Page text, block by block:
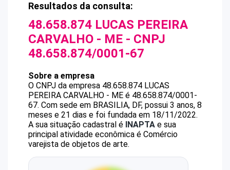
Resultados da consulta:
48.658.874 LUCAS PEREIRA
CARVALHO - ME - CNPJ
48.658.874/0001-67
Sobre a empresa
O CNPJ da empresa 48.658.874 LUCAS
PEREIRA CARVALHO - ME é 48.658.874/0001-
67. Com sede em BRASILIA, DF, possui 3 anos, 8
meses e 21 dias e foi fundada em 18/11/2022.
A sua situação cadastral é INAPTA e sua
principal atividade econômica é Comércio
varejista de objetos de arte.